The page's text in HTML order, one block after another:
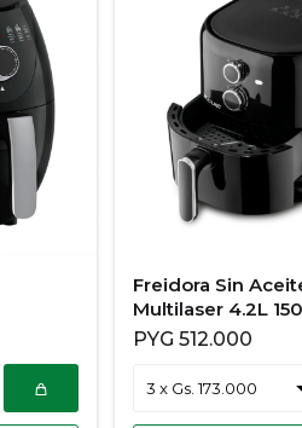
Freidora Sin
Multilaser 4.2L
con Selector CE191
PYG 512.000